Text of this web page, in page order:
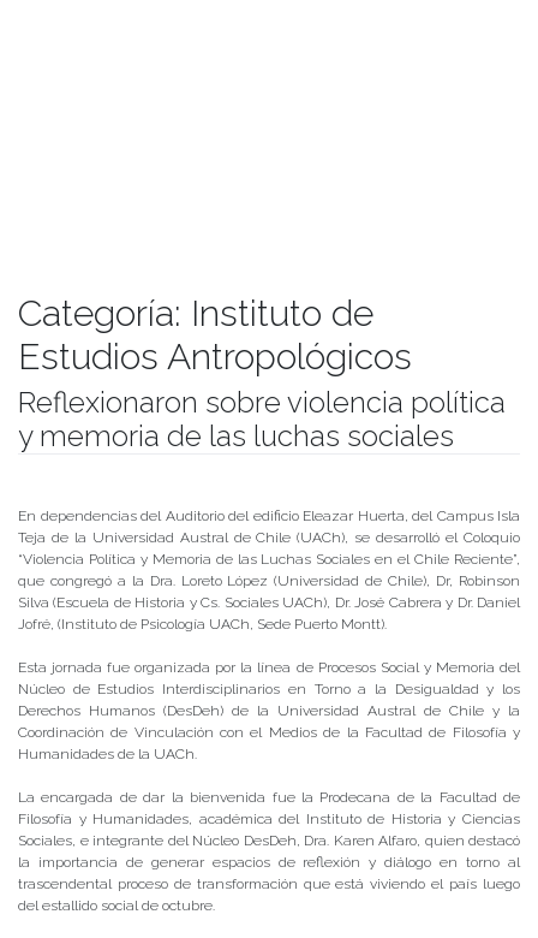
Categoría: Instituto de
Estudios Antropológicos
Reflexionaron sobre violencia política
y memoria de las luchas sociales
En dependencias del Auditorio del edificio Eleazar Huerta, del Campus Isla
Teja de la Universidad Austral de Chile (UACh), se desarrolló el Coloquio
“Violencia Política y Memoria de las Luchas Sociales en el Chile Reciente”,
que congregó a la Dra. Loreto López (Universidad de Chile), Dr, Robinson
Silva (Escuela de Historia y Cs. Sociales UACh), Dr. José Cabrera y Dr. Daniel
Jofré, (Instituto de Psicología UACh, Sede Puerto Montt).
Esta jornada fue organizada por la línea de Procesos Social y Memoria del
Núcleo de Estudios Interdisciplinarios en Torno a la Desigualdad y los
Derechos Humanos (DesDeh) de la Universidad Austral de Chile y la
Coordinación de Vinculación con el Medios de la Facultad de Filosofía y
Humanidades de la UACh.
La encargada de dar la bienvenida fue la Prodecana de la Facultad de
Filosofía y Humanidades, académica del Instituto de Historia y Ciencias
Sociales, e integrante del Núcleo DesDeh, Dra. Karen Alfaro, quien destacó
la importancia de generar espacios de reflexión y diálogo en torno al
trascendental proceso de transformación que está viviendo el país luego
del estallido social de octubre.